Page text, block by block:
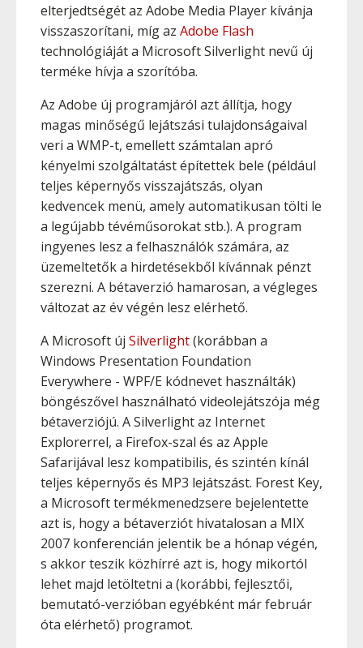
elterjedtségét az Adobe Media Player kívánja
visszaszorítani, míg az Adobe Flash
technológiáját a Microsoft Silverlight nevű új
terméke hívja a szorítóba.
Az Adobe új programjáról azt állítja, hogy
magas minőségű lejátszási tulajdonságaival
veri a WMP-t, emellett számtalan apró
kényelmi szolgáltatást építettek bele (például
teljes képernyős visszajátszás, olyan
kedvencek menü, amely automatikusan tölti le
a legújabb tévéműsorokat stb.). A program
ingyenes lesz a felhasználók számára, az
üzemeltetők a hirdetésekből kívánnak pénzt
szerezni. A bétaverzió hamarosan, a végleges
változat az év végén lesz elérhető.
A Microsoft új Silverlight(korábban a
Windows Presentation Foundation
Everywhere - WPF/E kódnevet használták)
böngészővel használható videolejátszója még
bétaverziójú. A Silverlight az Internet
Explorerrel, a Firefox-szal és az Apple
Safarijával lesz kompatibilis, és szintén kínál
teljes képernyős és MP3 lejátszást. Forest Key,
a Microsoft termékmenedzsere bejelentette
azt is, hogy a bétaverziót hivatalosan a MIX
2007 konferencián jelentik be a hónap végén,
s akkor teszik közhírré azt is, hogy mikortól
lehet majd letöltetni a (korábbi, fejlesztői,
bemutató-verzióban egyébként már február
óta elérhető) programot.